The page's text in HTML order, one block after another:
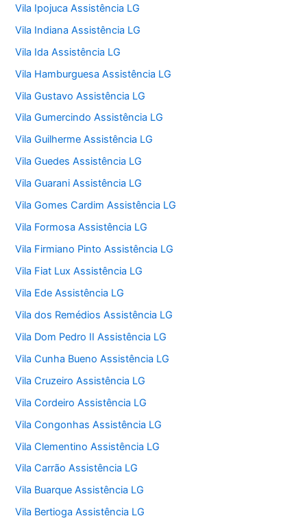
Vila Ipojuca Assistência LG
Vila Indiana Assistência LG
Vila Ida Assistência LG
Vila Hamburguesa Assistência LG
Vila Gustavo Assistência LG
Vila Gumercindo Assistência LG
Vila Guilherme Assistência LG
Vila Guedes Assistência LG
Vila Guarani Assistência LG
Vila Gomes Cardim Assistência LG
Vila Formosa Assistência LG
Vila Firmiano Pinto Assistência LG
Vila Fiat Lux Assistência LG
Vila Ede Assistência LG
Vila dos Remédios Assistência LG
Vila Dom Pedro II Assistência LG
Vila Cunha Bueno Assistência LG
Vila Cruzeiro Assistência LG
Vila Cordeiro Assistência LG
Vila Congonhas Assistência LG
Vila Clementino Assistência LG
Vila Carrão Assistência LG
Vila Buarque Assistência LG
Vila Bertioga Assistência LG